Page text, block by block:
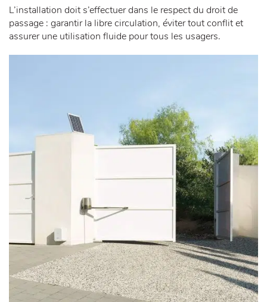
L’installation doit s’effectuer dans le respect du droit de
passage : garantir la libre circulation, éviter tout conflit et
assurer une utilisation fluide pour tous les usagers.